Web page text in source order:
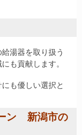
湯器を取り扱う
も貢献します。
も優しい選択と
ン 新潟市の